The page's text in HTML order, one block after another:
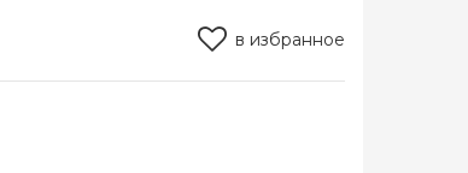
в избранное